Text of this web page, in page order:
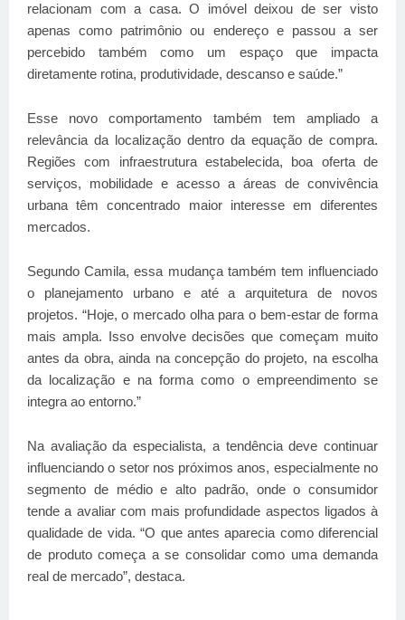
relacionam com a casa. O imóvel deixou de ser visto
apenas como patrimônio ou endereço e passou a ser
percebido também como um espaço que impacta
diretamente rotina, produtividade, descanso e saúde.”
Esse novo comportamento também tem ampliado a
relevância da localização dentro da equação de compra.
Regiões com infraestrutura estabelecida, boa oferta de
serviços, mobilidade e acesso a áreas de convivência
urbana têm concentrado maior interesse em diferentes
mercados.
Segundo Camila, essa mudança também tem influenciado
o planejamento urbano e até a arquitetura de novos
projetos. “Hoje, o mercado olha para o bem-estar de forma
mais ampla. Isso envolve decisões que começam muito
antes da obra, ainda na concepção do projeto, na escolha
da localização e na forma como o empreendimento se
integra ao entorno.”
Na avaliação da especialista, a tendência deve continuar
influenciando o setor nos próximos anos, especialmente no
segmento de médio e alto padrão, onde o consumidor
tende a avaliar com mais profundidade aspectos ligados à
qualidade de vida. “O que antes aparecia como diferencial
de produto começa a se consolidar como uma demanda
real de mercado”, destaca.